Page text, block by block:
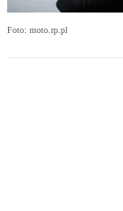
Foto: moto.rp.pl